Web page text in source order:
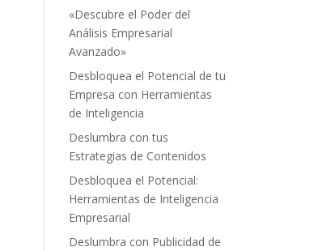
«Descubre el Poder del
Análisis Empresarial
Avanzado»
Desbloquea el Potencial de tu
Empresa con Herramientas
de Inteligencia
Deslumbra con tus
Estrategias de Contenidos
Desbloquea el Potencial:
Herramientas de Inteligencia
Empresarial
Deslumbra con Publicidad de